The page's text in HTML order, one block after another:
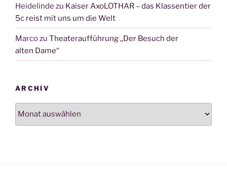
Heidelinde zu Kaiser AxoLOTHAR – das Klassentier der
5c reist mit uns um die Welt
Marcozu Theateraufführung „Der Besuch der
alten Dame“
ARCHIV
Archiv